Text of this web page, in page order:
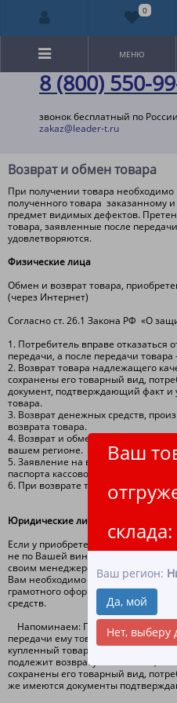
8 (800) 550-
звонок бесплатный по России
zakaz@leader-t.ru
Ваш
склада:
Ваш регион:
Да, мой
Нет, выберу
МЕНЮ
Возврат и обмен товара
При получении товара необходимо
полученного товара заказанному
предмет видимых дефектов.
товара, заявленные после
удовлетворяются.
Физические лица
Обмен и возврат товара,
(через Интернет)
Согласно ст. 26.1 Закона РФ «О
1. Потребитель вправе отказаться
передачи, а после передачи
2. Возврат товара надлежащего
сохранены его товарный вид,
документ, подтверждающий факт и
товара.
3. Возврат денежных средств,
возврата товара.
4. Возврат и обмен товара
вашем регионе.
5. Заявление на возврат
паспорта кассового или товарного
6. При возврате товара стоимость
Юридические лица и
Если у приобретенного товара
не по Вашей вине первое, что
своим менеджером и сообщить о
Вам необходимо - это следовать
грамотного оформления замены
средств.
Напоминаем: Покупатель
передачи ему товара
купленный товар в месте покупки
подлежит возврату или замене,
сохранены его товарный вид,
же имеются документы
0